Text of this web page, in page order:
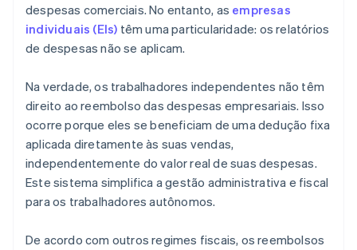
despesas comerciais. No entanto, as empresas
individuais (EIs) têm uma particularidade: os relatórios
de despesas não se aplicam.
Na verdade, os trabalhadores independentes não têm
direito ao reembolso das despesas empresariais. Isso
ocorre porque eles se beneficiam de uma dedução fixa
aplicada diretamente às suas vendas,
independentemente do valor real de suas despesas.
Este sistema simplifica a gestão administrativa e fiscal
para os trabalhadores autônomos.
De acordo com outros regimes fiscais, os reembolsos